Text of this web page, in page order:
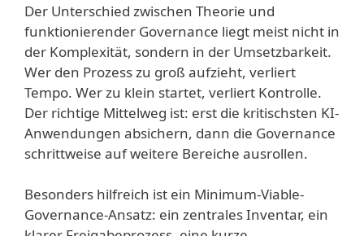
Der Unterschied zwischen Theorie und
funktionierender Governance liegt meist nicht in
der Komplexität, sondern in der Umsetzbarkeit.
Wer den Prozess zu groß aufzieht, verliert
Tempo. Wer zu klein startet, verliert Kontrolle.
Der richtige Mittelweg ist: erst die kritischsten KI-
Anwendungen absichern, dann die Governance
schrittweise auf weitere Bereiche ausrollen.
Besonders hilfreich ist ein Minimum-Viable-
Governance-Ansatz: ein zentrales Inventar, ein